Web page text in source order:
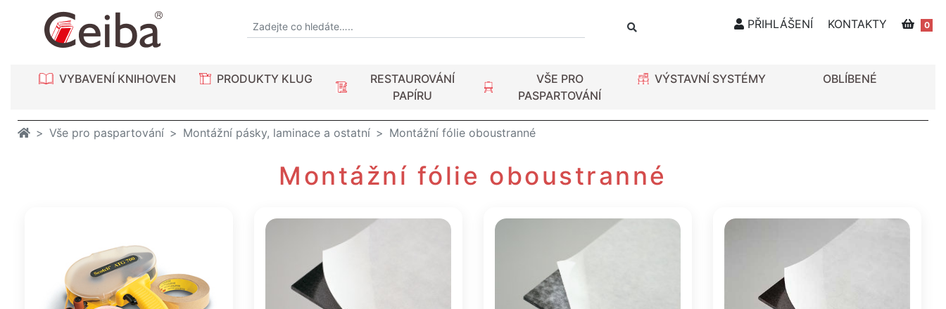
PŘIHLÁŠENÍ KONTAKTY 0
VYBAVENÍ KNIHOVEN PRODUKTY KLUG
RESTAUROVÁNÍ
PAPÍRU
VŠE PRO
PASPARTOVÁNÍ
VÝSTAVNÍ SYSTÉMY OBLÍBENÉ
Vše pro paspartování Montážní pásky, laminace a ostatní Montážní fólie oboustranné
Montážní fólie oboustranné